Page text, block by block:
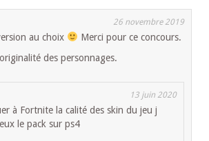
26 novembre 2019
au choix
Merci pour ce concours.
des personnages.
13 juin 2020
à Fortnite la calité des skin du jeu j
le pack sur ps4